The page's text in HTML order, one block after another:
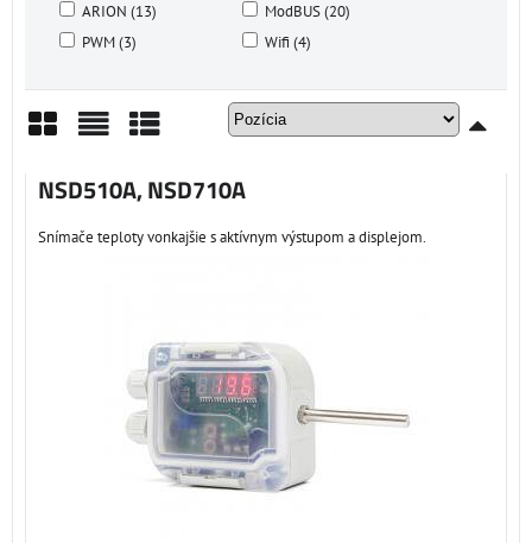
ARION (13)
ModBUS (20)
PWM (3)
Wifi (4)
Mriežka
NSD510A, NSD710A
Snímače teploty vonkajšie s aktívnym výstupom a displejom.